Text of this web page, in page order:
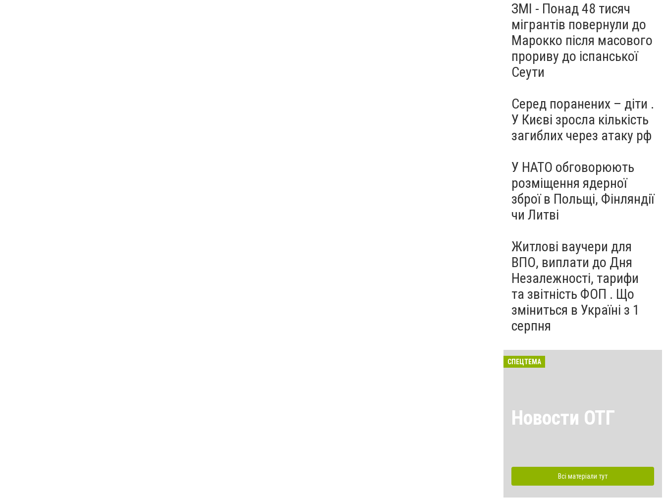
ЗМІ - Понад 48 тисяч
мігрантів повернули до
Марокко після масового
прориву до іспанської
Сеути
Серед поранених – діти .
У Києві зросла кількість
загиблих через атаку рф
У НАТО обговорюють
розміщення ядерної
зброї в Польщі, Фінляндії
чи Литві
Житлові ваучери для
ВПО, виплати до Дня
Незалежності, тарифи
та звітність ФОП . Що
зміниться в Україні з 1
серпня
СПЕЦТЕМА
Новости ОТГ
Всі матеріали тут